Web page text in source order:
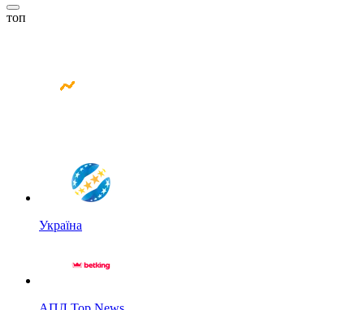
топ
Україна